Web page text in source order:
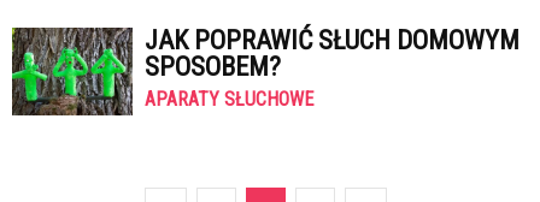
JAK POPRAWIĆ SŁUCH DOMOWYM
SPOSOBEM?
APARATY SŁUCHOWE